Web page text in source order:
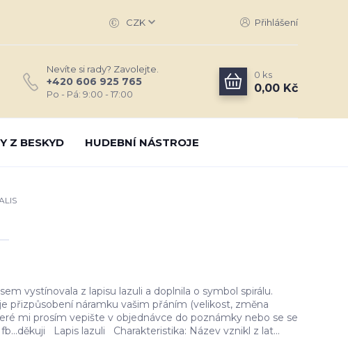
CZK Přihlášení
Nevíte si rady? Zavolejte.
+420 606 925 765
Po - Pá: 9:00 - 17:00
0 ks
0,00 Kč
Z BESKYD HUDEBNÍ NÁSTROJE
vystínovala z lapisu lazuli a doplnila o symbol spirálu.
přizpůsobení náramku vašim přáním (velikost, změna
mi prosím vepište v objednávce do poznámky nebo se se
Lapis lazuli Charakteristika: Název vznikl z lat...